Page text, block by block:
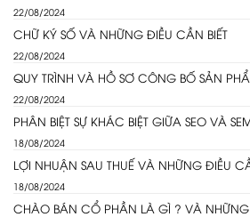
22/08/2024
CHỮ KÝ SỐ VÀ NHỮNG ĐIỀU CẦN BIẾT
22/08/2024
QUY TRÌNH VÀ HỒ SƠ CÔNG BỐ SẢN
22/08/2024
PHÂN BIỆT SỰ KHÁC BIỆT GIỮA SEO VÀ
18/08/2024
LỢI NHUẬN SAU THUẾ VÀ NHỮNG ĐIỀU
18/08/2024
CHÀO BÁN CỔ PHẦN LÀ GÌ ? VÀ